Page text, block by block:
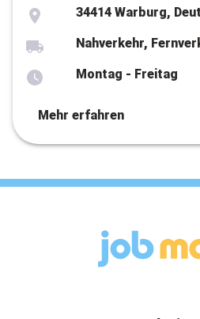
34414 Warburg,
Nahverkehr,
Montag - Freitag
Mehr erfahren